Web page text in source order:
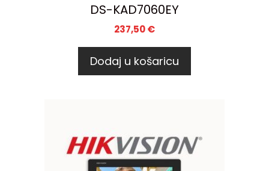
DS-KAD7060EY
237,50€
Dodaj u košaricu